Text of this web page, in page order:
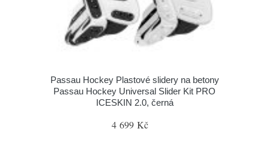
Passau Hockey Plastové slidery na betony
Passau Hockey Universal Slider Kit PRO
ICESKIN 2.0, černá
4 699 Kč